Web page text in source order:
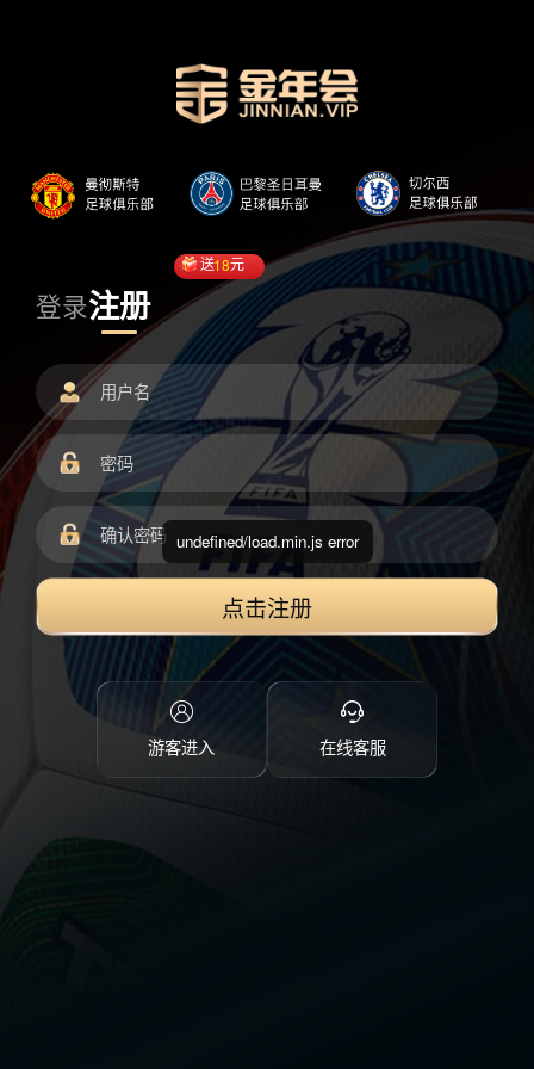
登录注册
送18元
点击注册
游客进入 在线客服
undefined/load.min.js error